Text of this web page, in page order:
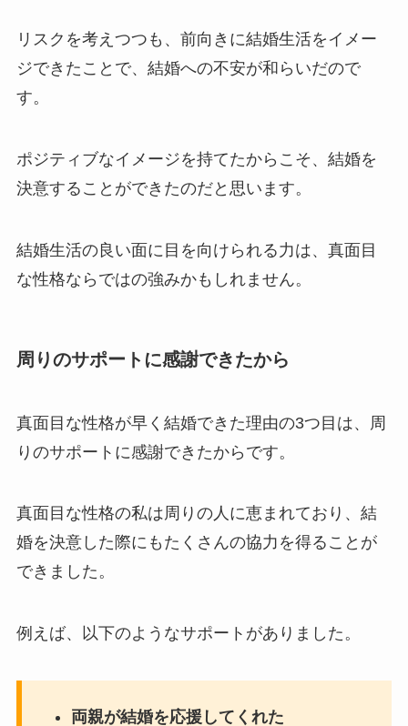
リスクを考えつつも、前向きに結婚生活をイメー
ジできたことで、結婚への不安が和らいだので
す。
ポジティブなイメージを持てたからこそ、結婚を
決意することができたのだと思います。
結婚生活の良い面に目を向けられる力は、真面目
な性格ならではの強みかもしれません。
周りのサポートに感謝できたから
真面目な性格が早く結婚できた理由の3つ目は、周
りのサポートに感謝できたからです。
真面目な性格の私は周りの人に恵まれており、結
婚を決意した際にもたくさんの協力を得ることが
できました。
例えば、以下のようなサポートがありました。
両親が結婚を応援してくれた